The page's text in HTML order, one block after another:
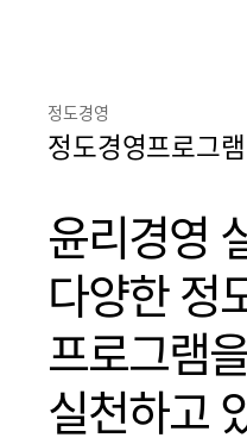
정도경영
정도경영프로그램
윤리경영
다양한 정
프로그램
실천하고